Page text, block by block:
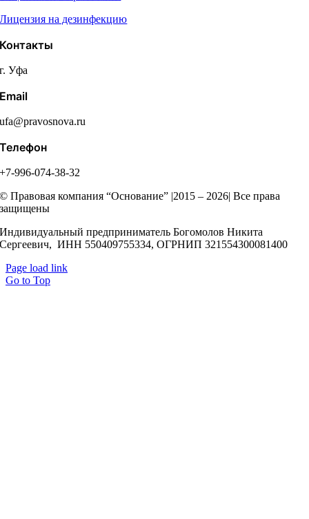
Лицензия на дезинфекцию
Контакты
г. Уфа
Email
ufa@pravosnova.ru
Телефон
+7-996-074-38-32
© Правовая компания “Основание” |2015 – 2026| Все права
защищены
Индивидуальный предприниматель Богомолов Никита
Сергеевич, ИНН 550409755334, ОГРНИП 321554300081400
Page load link
Go to Top